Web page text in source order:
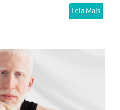
Leia Mais